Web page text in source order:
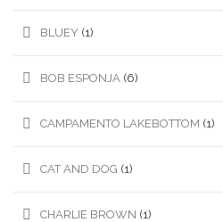
BLUEY (1)
BOB ESPONJA (6)
CAMPAMENTO LAKEBOTTOM (1)
CAT AND DOG (1)
CHARLIE BROWN (1)